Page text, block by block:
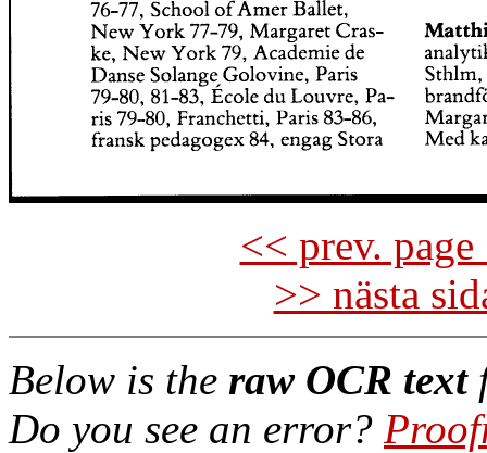
<< prev.
>> nästa
Below is the raw OCR text
Do you see an error?